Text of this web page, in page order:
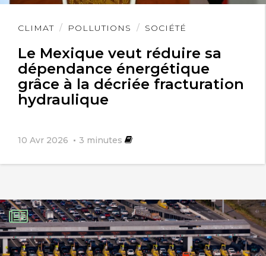
CLIMAT POLLUTIONS SOCIÉTÉ
Le Mexique veut réduire sa
dépendance énergétique
grâce à la décriée fracturation
hydraulique
10 Avr 2026 3 minutes
Lire